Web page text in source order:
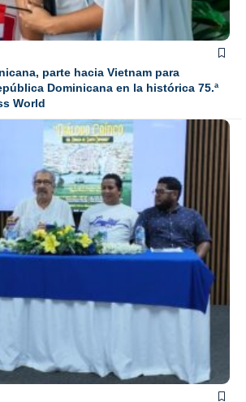
parte hacia Vietnam para
Dominicana en la histórica 75.ª
World